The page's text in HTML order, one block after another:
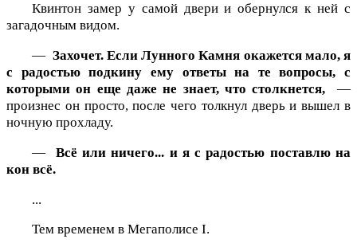
Квинтон замер у самой двери и обернулся к ней с
загадочным видом.
— Захочет. Если Лунного Камня окажется мало, я
с радостью подкину ему ответы на те вопросы, с
которыми он еще даже не знает, что столкнется,
—
произнес он просто, после чего толкнул дверь и вышел в
ночную прохладу.
— Всё или ничего... и я с радостью поставлю на
кон всё.
...
Тем временем в Мегаполисе I.